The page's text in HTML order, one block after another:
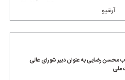
آرشیو
محسن رضایی به عنوان دبیر شورای عالی
ملی